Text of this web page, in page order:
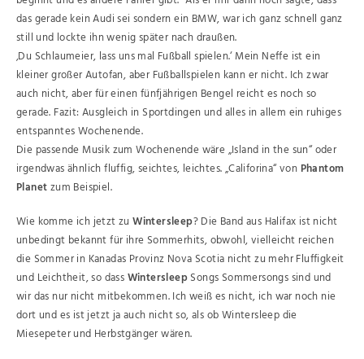
das gerade kein Audi sei sondern ein BMW, war ich ganz schnell ganz
still und lockte ihn wenig später nach draußen.
‚Du Schlaumeier, lass uns mal Fußball spielen.‘ Mein Neffe ist ein
kleiner großer Autofan, aber Fußballspielen kann er nicht. Ich zwar
auch nicht, aber für einen fünfjährigen Bengel reicht es noch so
gerade. Fazit: Ausgleich in Sportdingen und alles in allem ein ruhiges
entspanntes Wochenende.
Die passende Musik zum Wochenende wäre „Island in the sun“ oder
irgendwas ähnlich fluffig, seichtes, leichtes. „Califorina“ von Phantom
Planetzum Beispiel.
Wie komme ich jetzt zuWintersleep? Die Band aus Halifax ist nicht
unbedingt bekannt für ihre Sommerhits, obwohl, vielleicht reichen
die Sommer in Kanadas Provinz Nova Scotia nicht zu mehr Fluffigkeit
und Leichtheit, so dassWintersleepSongs Sommersongs sind und
wir das nur nicht mitbekommen. Ich weiß es nicht, ich war noch nie
dort und es ist jetzt ja auch nicht so, als ob Wintersleep die
Miesepeter und Herbstgänger wären.